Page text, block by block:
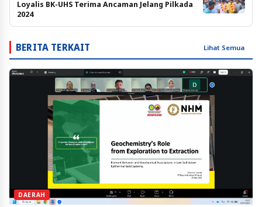
Loyalis BK-UHS Terima Ancaman Jelang Pilkada
2024
BERITA TERKAIT Lihat Semua
DAERAH